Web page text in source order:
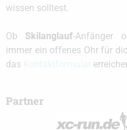
wissen solltest.
Ob Skilanglauf-Anfänger
immer ein offenes Ohr für
das
Partner